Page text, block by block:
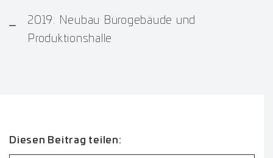
2019: Neubau Bürogebäude und
Produktionshalle
Diesen Beitrag teilen: